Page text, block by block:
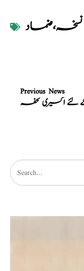
نسخہ،ضماد
Previous News